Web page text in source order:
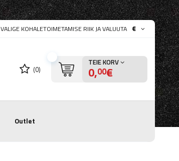
VALIGE KOHALETOIMETAMISE RIIK JA VALUUTA €
(0)
TEIE KORV
0,00€
Outlet